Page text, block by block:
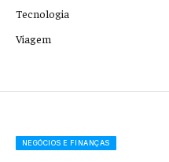
Tecnologia
Viagem
NEGÓCIOS E FINANÇAS